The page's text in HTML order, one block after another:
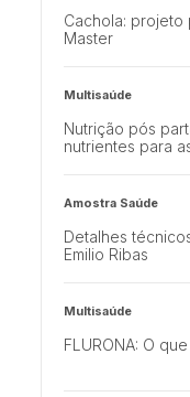
Cachola:
Master
Multisaúde
Nutrição pós
nutrientes para
Amostra Saúde
Detalhes
Emilio Ribas
Multisaúde
FLURONA: O